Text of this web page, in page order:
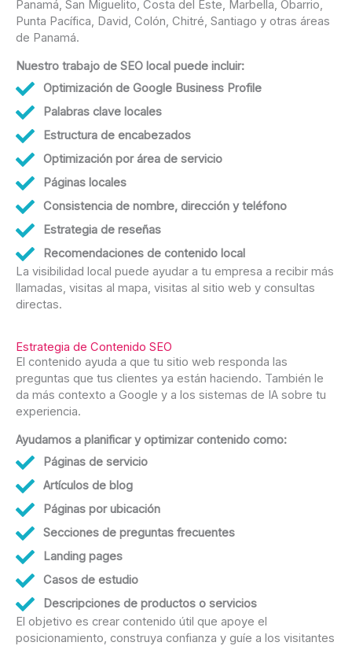
Panamá, San Miguelito, Costa del Este, Marbella, Obarrio,
Punta Pacífica, David, Colón, Chitré, Santiago y otras áreas
de Panamá.
Nuestro trabajo de SEO local puede incluir:
Optimización de Google Business Profile
Palabras clave locales
Estructura de encabezados
Optimización por área de servicio
Páginas locales
Consistencia de nombre, dirección y teléfono
Estrategia de reseñas
Recomendaciones de contenido local
La visibilidad local puede ayudar a tu empresa a recibir más
llamadas, visitas al mapa, visitas al sitio web y consultas
directas.
Estrategia de Contenido SEO
El contenido ayuda a que tu sitio web responda las
preguntas que tus clientes ya están haciendo. También le
da más contexto a Google y a los sistemas de IA sobre tu
experiencia.
Ayudamos a planificar y optimizar contenido como:
Páginas de servicio
Artículos de blog
Páginas por ubicación
Secciones de preguntas frecuentes
Landing pages
Casos de estudio
Descripciones de productos o servicios
El objetivo es crear contenido útil que apoye el
posicionamiento, construya confianza y guíe a los visitantes